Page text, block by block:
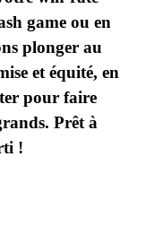
game ou en
plonger au
et équité, en
pour faire
Prêt à
!